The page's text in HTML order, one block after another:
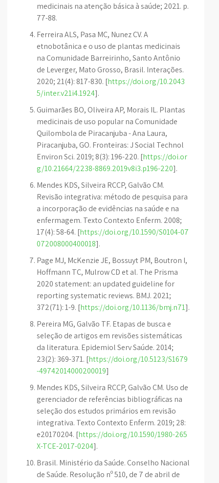
medicinais na atenção básica à saúde; 2021. p.
77-88.
Ferreira ALS, Pasa MC, Nunez CV. A
etnobotânica e o uso de plantas medicinais
na Comunidade Barreirinho, Santo Antônio
de Leverger, Mato Grosso, Brasil. Interações.
2020; 21(4): 817-830. [https://doi.org/10.2043
5/inter.v21i4.1924].
Guimarães BO, Oliveira AP, Morais IL. Plantas
medicinais de uso popular na Comunidade
Quilombola de Piracanjuba - Ana Laura,
Piracanjuba, GO. Fronteiras: J Social Technol
Environ Sci. 2019; 8(3): 196-220. [https://doi.or
g/10.21664/2238-8869.2019v8i3.p196-220].
Mendes KDS, Silveira RCCP, Galvão CM.
Revisão integrativa: método de pesquisa para
a incorporação de evidências na saúde e na
enfermagem. Texto Contexto Enferm. 2008;
17(4): 58-64. [https://doi.org/10.1590/S0104-07
072008000400018].
Page MJ, McKenzie JE, Bossuyt PM, Boutron I,
Hoffmann TC, Mulrow CD et al. The Prisma
2020 statement: an updated guideline for
reporting systematic reviews. BMJ. 2021;
372(71): 1-9. [https://doi.org/10.1136/bmj.n71].
Pereira MG, Galvão TF. Etapas de busca e
seleção de artigos em revisões sistemáticas
da literatura. Epidemiol Serv Saúde. 2014;
23(2): 369-371. [https://doi.org/10.5123/S1679
-49742014000200019]
Mendes KDS, Silveira RCCP, Galvão CM. Uso de
gerenciador de referências bibliográficas na
seleção dos estudos primários em revisão
integrativa. Texto Contexto Enferm. 2019; 28:
e20170204. [https://doi.org/10.1590/1980-265
X-TCE-2017-0204].
Brasil. Ministério da Saúde. Conselho Nacional
de Saúde. Resolução nº 510, de 7 de abril de